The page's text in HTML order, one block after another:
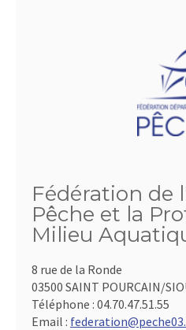
Fédération de
Pêche et la
Milieu
8 rue de la Ronde
03500 SAINT POURCAIN/
Téléphone : 04.70.47.51.55
Email :